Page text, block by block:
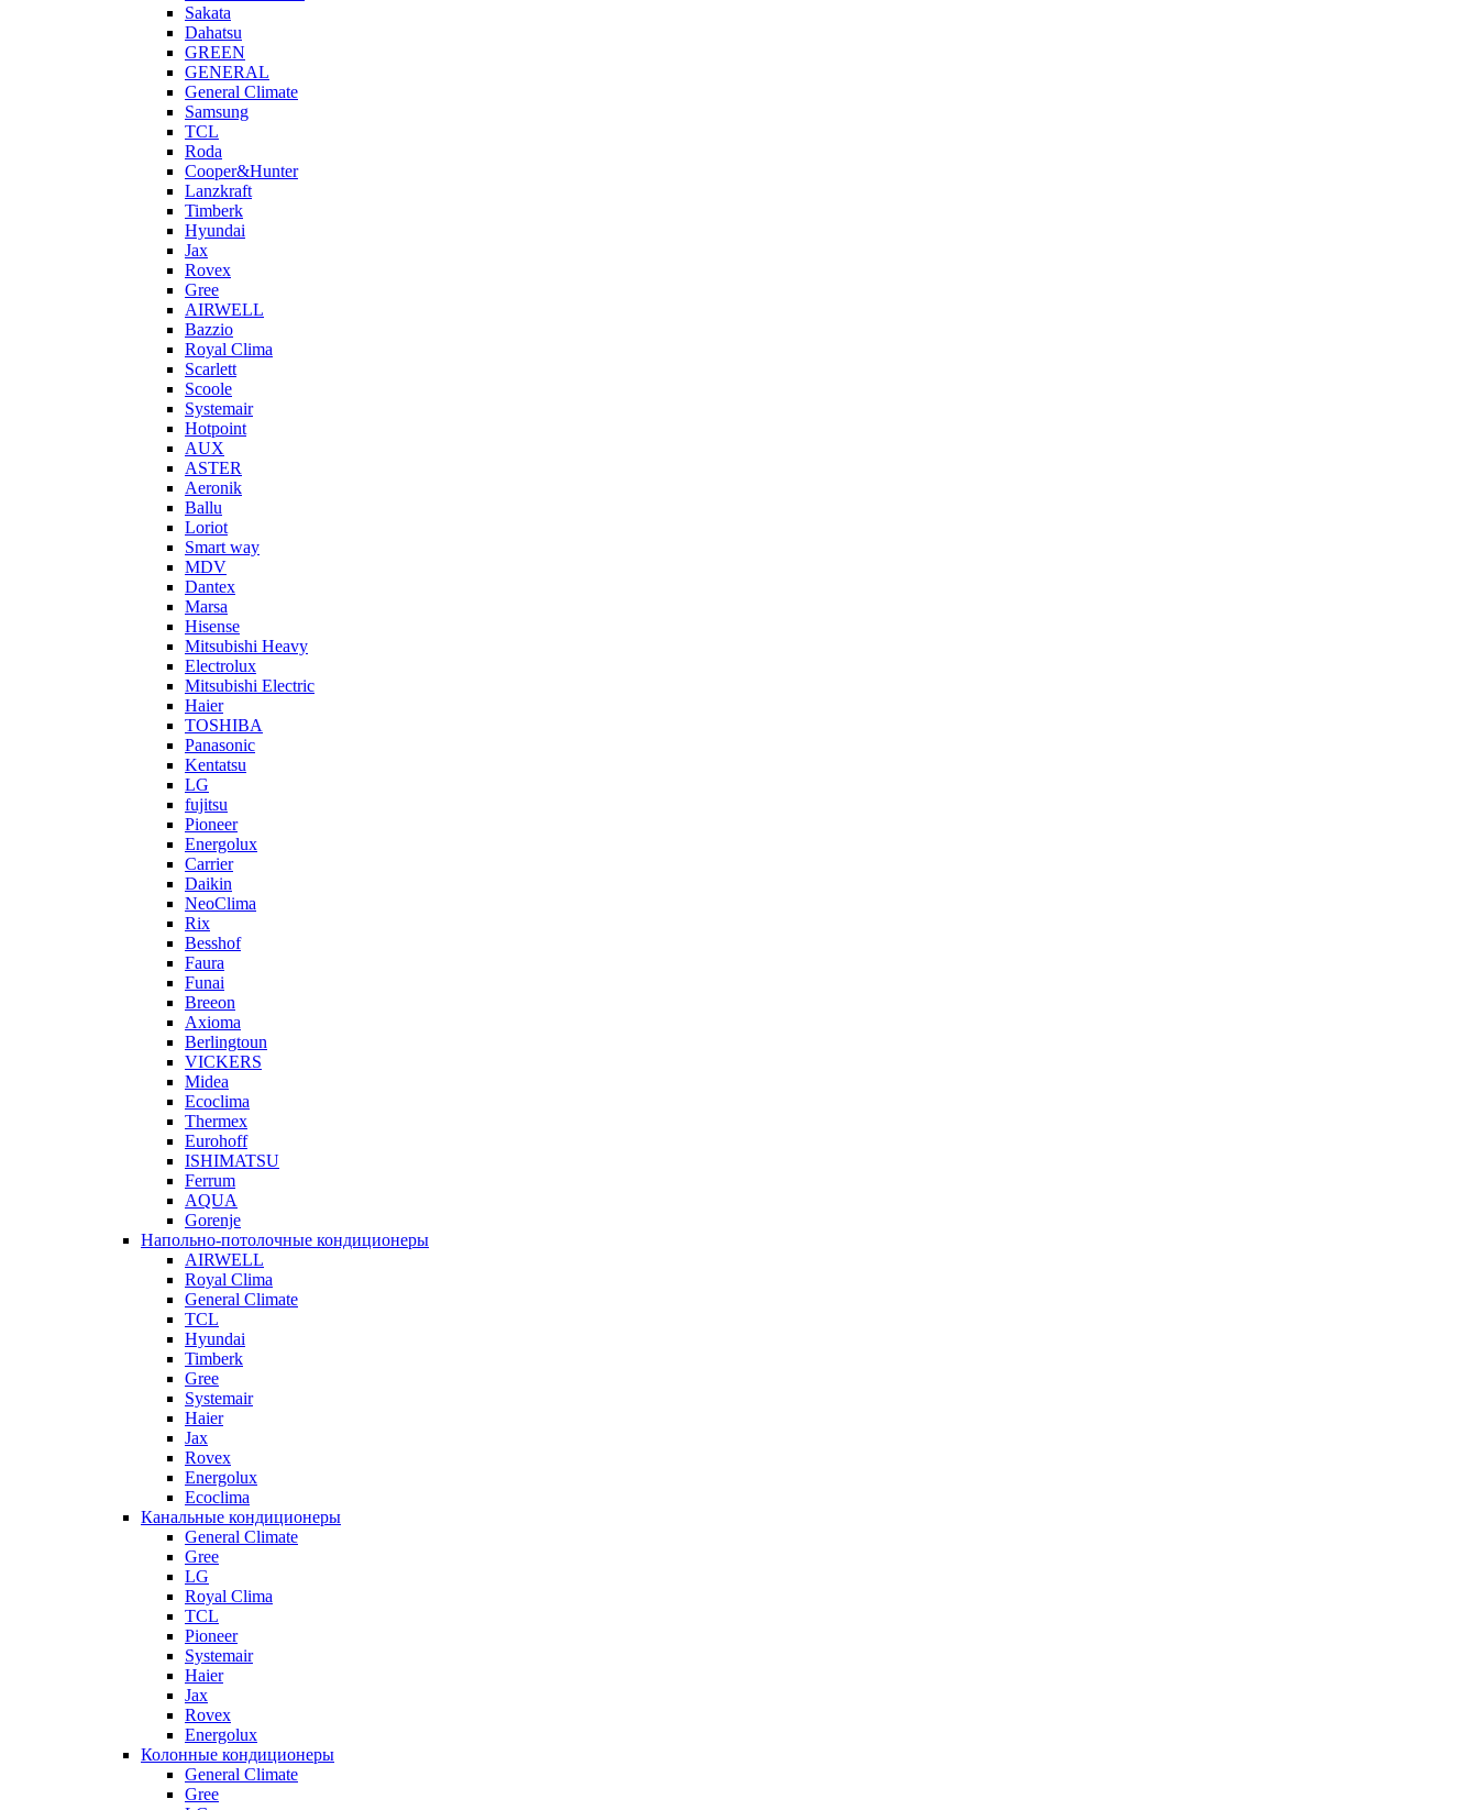
Sakata
Dahatsu
GREEN
GENERAL
General Climate
Samsung
TCL
Roda
Cooper&Hunter
Lanzkraft
Timberk
Hyundai
Jax
Rovex
Gree
AIRWELL
Bazzio
Royal Clima
Scarlett
Scoole
Systemair
Hotpoint
AUX
ASTER
Aeronik
Ballu
Loriot
Smart way
MDV
Dantex
Marsa
Hisense
Mitsubishi Heavy
Electrolux
Mitsubishi Electric
Haier
TOSHIBA
Panasonic
Kentatsu
LG
fujitsu
Pioneer
Energolux
Carrier
Daikin
NeoClima
Rix
Besshof
Faura
Funai
Breeon
Axioma
Berlingtoun
VICKERS
Midea
Ecoclima
Thermex
Eurohoff
ISHIMATSU
Ferrum
AQUA
Gorenje
Напольно-потолочные кондиционеры
AIRWELL
Royal Clima
General Climate
TCL
Hyundai
Timberk
Gree
Systemair
Haier
Jax
Rovex
Energolux
Ecoclima
Канальные кондиционеры
General Climate
Gree
LG
Royal Clima
TCL
Pioneer
Systemair
Haier
Jax
Rovex
Energolux
Колонные кондиционеры
General Climate
Gree